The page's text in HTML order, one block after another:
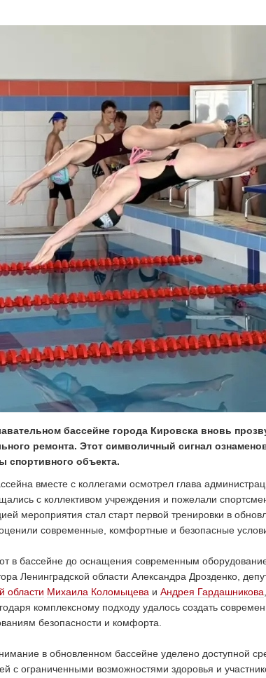
27
27
24 ИЮЛЯ
24
04
бассейне города Кировска вновь
ремонта. Этот символичный сигнал
спортивного объекта.⁣⁣⠀⁣⁣⠀
вместе с коллегами осмотрел глава
с коллективом учреждения и пожелали
мероприятия стал старт первой тренировки в
современные, комфортные и безопасные
в бассейне до оснащения современным
Ленинградской области Александра Дрозденко,
области Михаила Коломыцева и Андрея Гардашникова
комплексному подходу удалось создать
безопасности и комфорта.⁣⁣⠀
в обновленном бассейне уделено доступной
с ограниченными возможностями здоровья и